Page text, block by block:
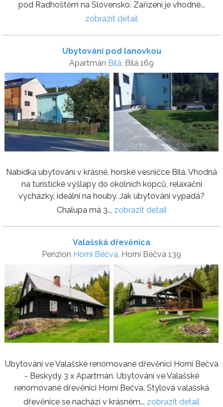
pod Radhoštěm na Slovensko. Zařízení je vhodné...
zobrazit detail
Ubytování pod lanovkou
Apartmán Bílá, Bílá 169
Nabídka ubytování v krásné, horské vesničce Bílá. Vhodná
na turistické výšlapy do okolních kopců, relaxační
vycházky, ideální na houby. Jak ubytování vypadá?
Chalupa má 3... zobrazit detail
Valašská dřevěnica
Penzion Horní Bečva, Horní Bečva 139
Ubytování ve Valašské renomované dřevěnici Horní Bečva
- Beskydy 3 x Apartmán. Ubytování ve Valašské
renomované dřevěnici Horní Bečva. Stylová valašská
dřevěnice se nachází v krásném... zobrazit detail